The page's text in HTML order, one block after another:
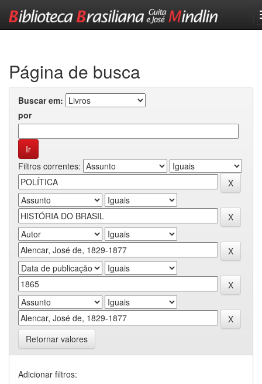
Página de busca
Buscar em:
por
Filtros correntes:
Retornar valores
Adicionar filtros: